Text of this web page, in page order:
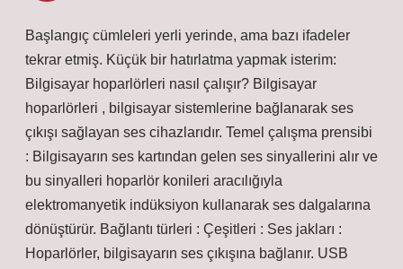
Başlangıç cümleleri yerli yerinde, ama bazı ifadeler
tekrar etmiş. Küçük bir hatırlatma yapmak isterim:
Bilgisayar hoparlörleri nasıl çalışır? Bilgisayar
hoparlörleri , bilgisayar sistemlerine bağlanarak ses
çıkışı sağlayan ses cihazlarıdır. Temel çalışma prensibi
: Bilgisayarın ses kartından gelen ses sinyallerini alır ve
bu sinyalleri hoparlör konileri aracılığıyla
elektromanyetik indüksiyon kullanarak ses dalgalarına
dönüştürür. Bağlantı türleri : Çeşitleri : Ses jakları :
Hoparlörler, bilgisayarın ses çıkışına bağlanır. USB